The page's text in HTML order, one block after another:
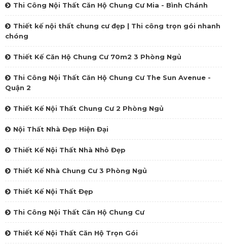
Thi Công Nội Thất Căn Hộ Chung Cư Mia - Bình Chánh
Thiết kế nội thất chung cư đẹp | Thi công trọn gói nhanh
chóng‎
Thiết Kế Căn Hộ Chung Cư 70m2 3 Phòng Ngủ
Thi Công Nội Thất Căn Hộ Chung Cư The Sun Avenue -
Quận 2
Thiết Kế Nội Thất Chung Cư 2 Phòng Ngủ
Nội Thất Nhà Đẹp Hiện Đại
Thiết Kế Nội Thất Nhà Nhỏ Đẹp
Thiết Kế Nhà Chung Cư 3 Phòng Ngủ
Thiết Kế Nội Thất Đẹp
Thi Công Nội Thất Căn Hộ Chung Cư
Thiết Kế Nội Thất Căn Hộ Trọn Gói